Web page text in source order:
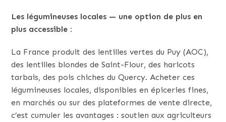
Les légumineuses locales — une option de plus en
plus accessible :
La France produit des lentilles vertes du Puy (AOC),
des lentilles blondes de Saint-Flour, des haricots
tarbais, des pois chiches du Quercy. Acheter ces
légumineuses locales, disponibles en épiceries fines,
en marchés ou sur des plateformes de vente directe,
c’est cumuler les avantages : soutien aux agriculteurs